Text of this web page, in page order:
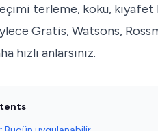
terleme, koku,
Gratis, Watsons,
hızlı anlarsınız.